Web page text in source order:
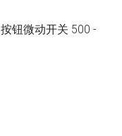
钮微动开关 500 -